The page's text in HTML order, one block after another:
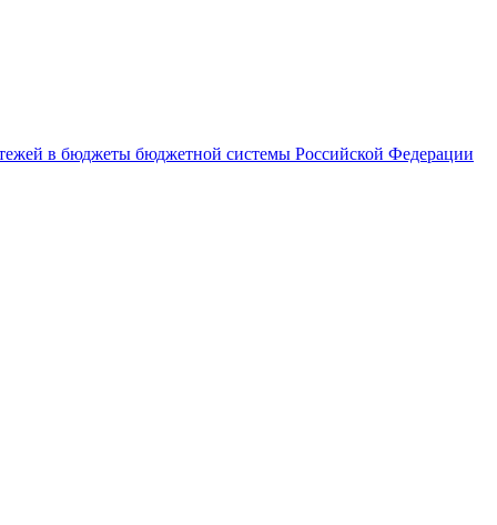
в бюджеты бюджетной системы Российской Федерации